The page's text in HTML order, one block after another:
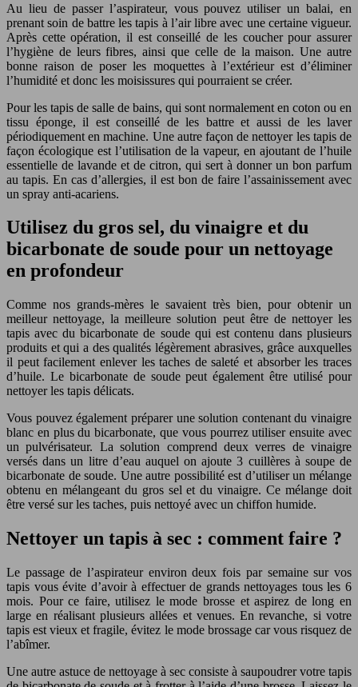
Au lieu de passer l’aspirateur, vous pouvez utiliser un balai, en
prenant soin de battre les tapis à l’air libre avec une certaine vigueur.
Après cette opération, il est conseillé de les coucher pour assurer
l’hygiène de leurs fibres, ainsi que celle de la maison. Une autre
bonne raison de poser les moquettes à l’extérieur est d’éliminer
l’humidité et donc les moisissures qui pourraient se créer.
Pour les tapis de salle de bains, qui sont normalement en coton ou en
tissu éponge, il est conseillé de les battre et aussi de les laver
périodiquement en machine. Une autre façon de nettoyer les tapis de
façon écologique est l’utilisation de la vapeur, en ajoutant de l’huile
essentielle de lavande et de citron, qui sert à donner un bon parfum
au tapis. En cas d’allergies, il est bon de faire l’assainissement avec
un spray anti-acariens.
Utilisez du gros sel, du vinaigre et du
bicarbonate de soude pour un nettoyage
en profondeur
Comme nos grands-mères le savaient très bien, pour obtenir un
meilleur nettoyage, la meilleure solution peut être de nettoyer les
tapis avec du bicarbonate de soude qui est contenu dans plusieurs
produits et qui a des qualités légèrement abrasives, grâce auxquelles
il peut facilement enlever les taches de saleté et absorber les traces
d’huile. Le bicarbonate de soude peut également être utilisé pour
nettoyer les tapis délicats.
Vous pouvez également préparer une solution contenant du vinaigre
blanc en plus du bicarbonate, que vous pourrez utiliser ensuite avec
un pulvérisateur. La solution comprend deux verres de vinaigre
versés dans un litre d’eau auquel on ajoute 3 cuillères à soupe de
bicarbonate de soude. Une autre possibilité est d’utiliser un mélange
obtenu en mélangeant du gros sel et du vinaigre. Ce mélange doit
être versé sur les taches, puis nettoyé avec un chiffon humide.
Nettoyer un tapis à sec : comment faire ?
Le passage de l’aspirateur environ deux fois par semaine sur vos
tapis vous évite d’avoir à effectuer de grands nettoyages tous les 6
mois. Pour ce faire, utilisez le mode brosse et aspirez de long en
large en réalisant plusieurs allées et venues. En revanche, si votre
tapis est vieux et fragile, évitez le mode brossage car vous risquez de
l’abîmer.
Une autre astuce de nettoyage à sec consiste à saupoudrer votre tapis